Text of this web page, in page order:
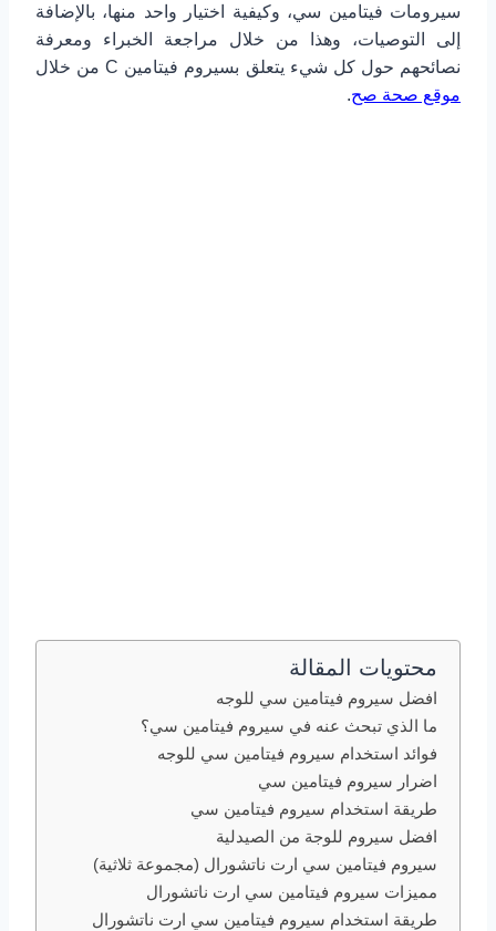
سيرومات فيتامين سي، وكيفية اختيار واحد منها، بالإضافة
إلى التوصيات، وهذا من خلال مراجعة الخبراء ومعرفة
نصائحهم حول كل شيء يتعلق بسيروم فيتامين C من خلال
موقع صحة صح.
محتويات المقالة
افضل سيروم فيتامين سي للوجه
ما الذي تبحث عنه في سيروم فيتامين سي؟
فوائد استخدام سيروم فيتامين سي للوجه
اضرار سيروم فيتامين سي
طريقة استخدام سيروم فيتامين سي
افضل سيروم للوجة من الصيدلية
سيروم فيتامين سي ارت ناتشورال (مجموعة ثلاثية)
مميزات سيروم فيتامين سي ارت ناتشورال
طريقة استخدام سيروم فيتامين سي ارت ناتشورال